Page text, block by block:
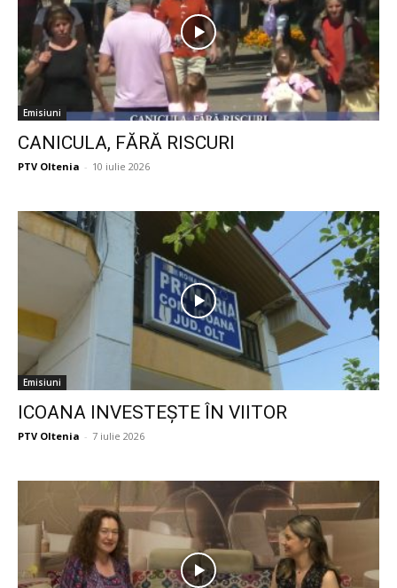
Emisiuni
CANICULA, FĂRĂ RISCURI
PTV Oltenia - 10 iulie 2026
Emisiuni
ICOANA INVESTEŞTE ÎN VIITOR
PTV Oltenia - 7 iulie 2026